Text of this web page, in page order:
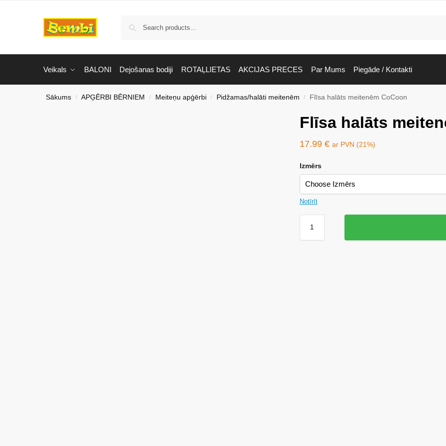
Veikals BALONI Dejošanas bodiji ROTAĻLIETAS AKCIJAS PRECES Par Mums Piegāde / Kontakti
Sākums / APĢĒRBI BĒRNIEM / Meiteņu apģērbi / Pidžamas/halāti meitenēm / Flīsa halāts meitenēm CoCoon
Flīsa halāts
17.99 € ar PVN (21%)
Izmērs
Notīrīt